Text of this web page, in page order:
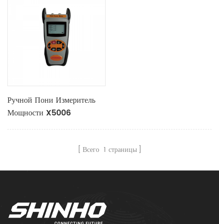
Ручной Пони Измеритель
Мощности X5006
Всего 1 страницы